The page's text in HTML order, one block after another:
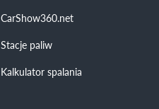
CarShow360.net
Stacje paliw
Kalkulator spalania